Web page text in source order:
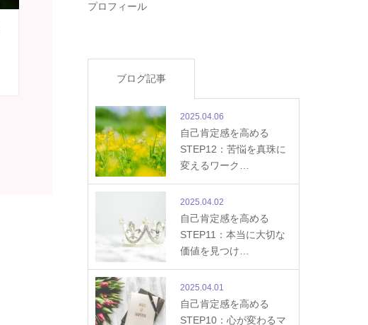
プロフィール
ブログ記事
2025.04.06
自己肯定感を高める
STEP12：苦悩を真珠に
変えるワーク…
2025.04.02
自己肯定感を高める
STEP11：本当に大切な
価値を見つけ…
2025.04.01
自己肯定感を高める
STEP10：心が変わるマ